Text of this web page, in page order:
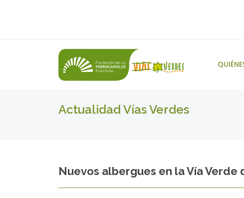
Actualidad Vías Verdes
Nuevos albergues en la Vía